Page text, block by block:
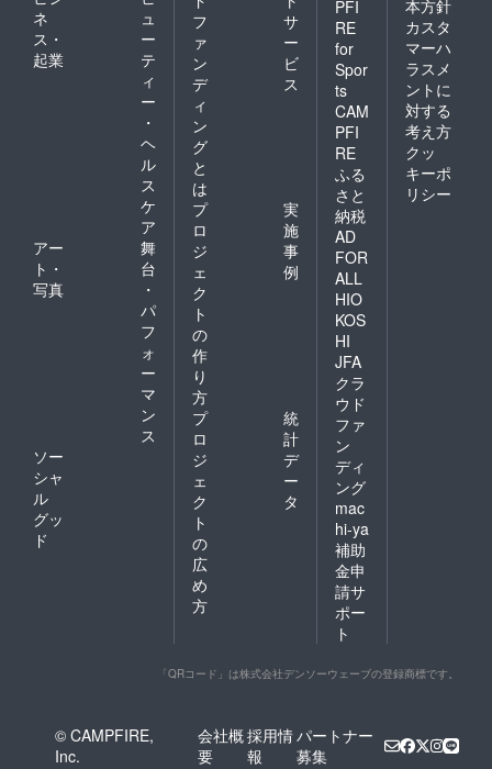
ネ
ス・
起業
ュ
ー
テ
ィ
ー
・
ヘ
ル
ス
ケ
ア
アー
ト・
写真
舞
台
・
パ
フ
ォ
ー
マ
ン
ス
ソー
シャ
ル
グッ
ド
フ
ァ
ン
デ
ィ
ン
グ
と
は
サ
ー
ビ
ス
プ
ロ
ジ
ェ
ク
ト
の
作
り
方
実
施
事
例
プ
ロ
ジ
ェ
ク
ト
の
広
め
方
統
計
デ
ー
タ
PFI
RE
for
Spor
ts
CAM
PFI
RE
ふる
さと
納税
AD
FOR
ALL
HIO
KOS
HI
JFA
クラ
ウド
ファ
ン
ディ
ング
mac
hi-ya
補助
金申
請サ
ポー
ト
本方針
カスタ
マーハ
ラスメ
ントに
対する
考え方
クッ
キーポ
リシー
「QRコード」は株式会社デンソーウェーブの登録商標です。
© CAMPFIRE,
Inc.
会社概
要
採用情
報
パートナー
募集